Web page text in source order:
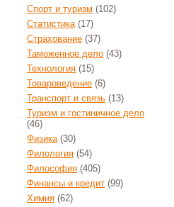
Спорт и туризм (102)
Статистика(17)
Страхование (37)
Таможенное дело (43)
Технология (15)
Товароведение (6)
Транспорт и связь (13)
Туризм и гостиничное дело
(46)
Физика(30)
Филология (54)
Философия (405)
Финансы и кредит (99)
Химия (62)